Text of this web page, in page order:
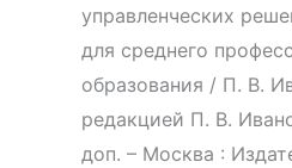
управленческих
для среднего
образования / П. В.
редакцией П. В.
доп. – Москва :